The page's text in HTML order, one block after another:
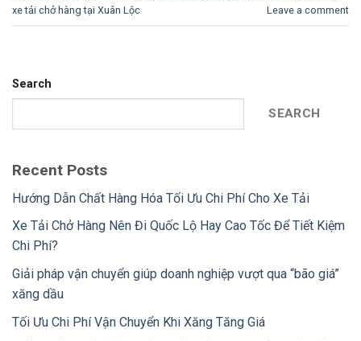
xe tải chở hàng tại Xuân Lộc
Leave a comment
Search
SEARCH
Recent Posts
Hướng Dẫn Chất Hàng Hóa Tối Ưu Chi Phí Cho Xe Tải
Xe Tải Chở Hàng Nên Đi Quốc Lộ Hay Cao Tốc Để Tiết Kiệm
Chi Phí?
Giải pháp vận chuyển giúp doanh nghiệp vượt qua “bão giá”
xăng dầu
Tối Ưu Chi Phí Vận Chuyển Khi Xăng Tăng Giá